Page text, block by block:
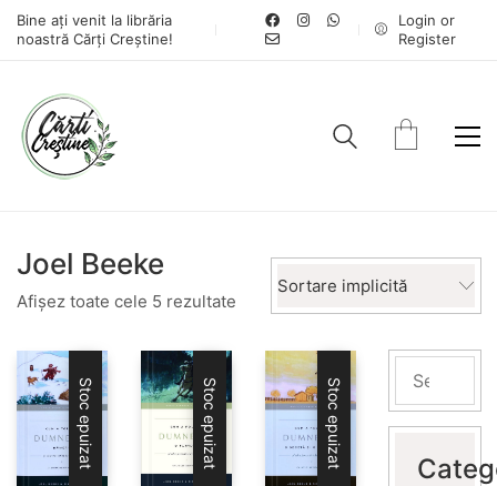
Bine ați venit la librăria
noastră Cărți Creștine!
Login or
Register
Joel Beeke
Afișez toate cele 5 rezultate
Sortare implicită
Stoc epuizat Stoc epuizat Stoc epuizat